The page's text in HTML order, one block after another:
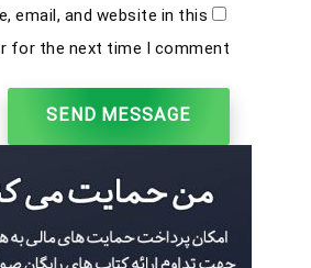
email, and website in this
for the next time I comment.